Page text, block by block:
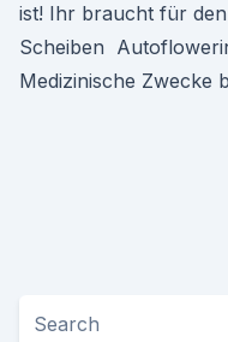
ist! Ihr braucht für
Scheiben
Medizinische Zwecke